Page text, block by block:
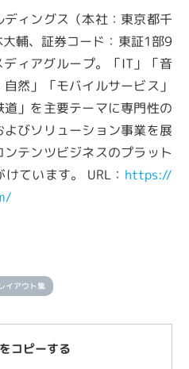
ィングス（本社：東京都千
輔、証券コード：東証1部9
ィアグループ。「IT」「音
然」「モバイルサービス」
道」を主要テーマに専門性の
びソリューション事業を展
テンツビジネスのプラット
ています。 URL： https://
レイアウト集
コピーする